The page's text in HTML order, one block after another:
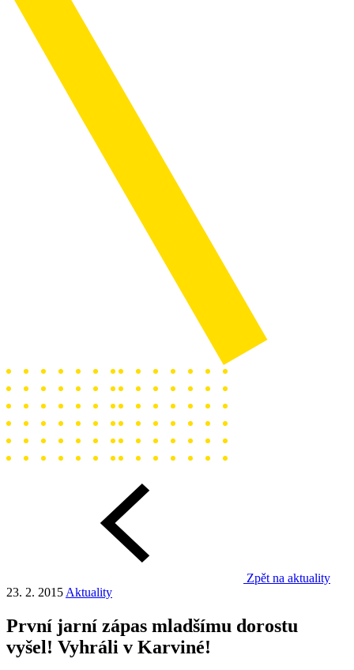
Zpět na aktuality
23. 2. 2015 Aktuality
První jarní zápas mladšímu dorostu
vyšel! Vyhráli v Karviné!